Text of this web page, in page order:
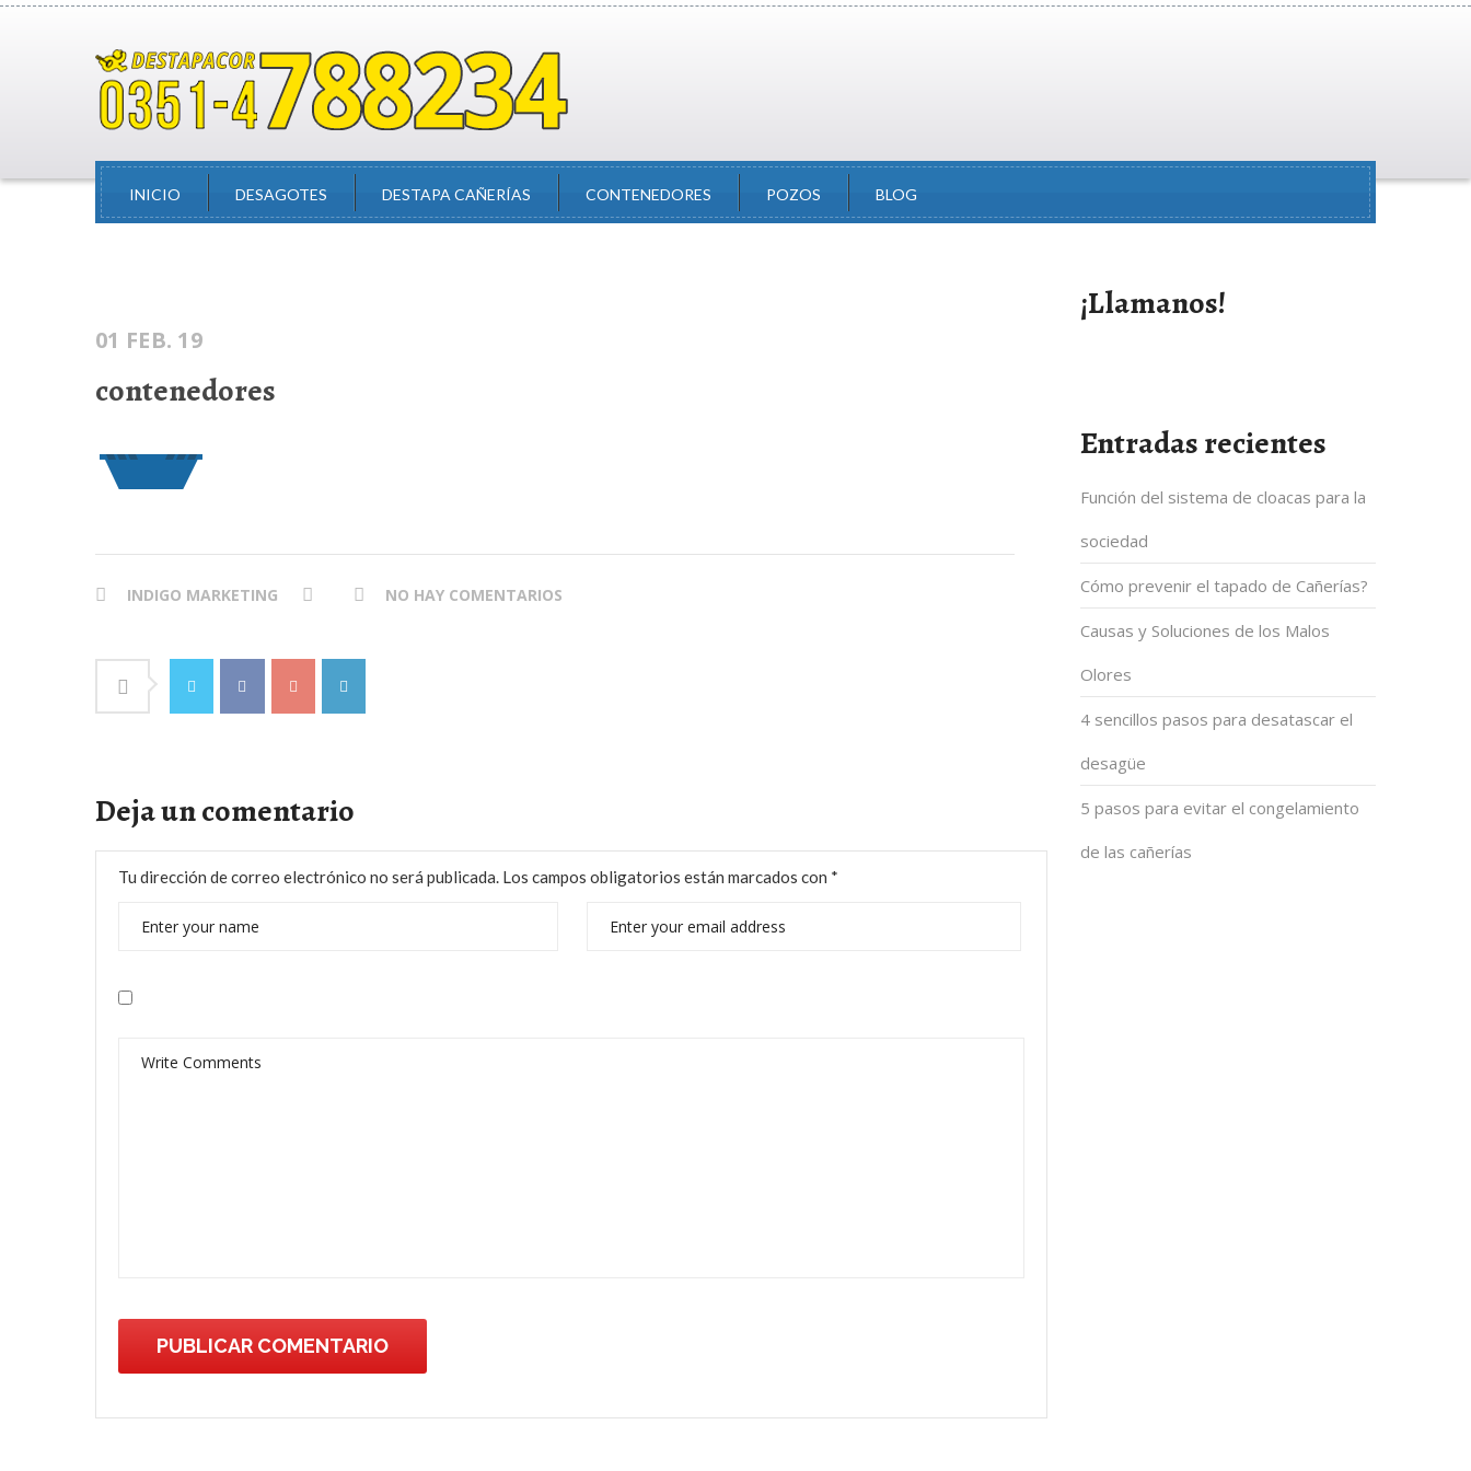
INICIO DESAGOTES DESTAPA CAÑERÍAS CONTENEDORES POZOS BLOG
01 FEB. 19
contenedores
INDIGO MARKETING NO HAY COMENTARIOS
Deja un comentario
Tu dirección de correo electrónico no será publicada. Los campos obligatorios están marcados con *
¡Llamanos!
Entradas recientes
Función del sistema de cloacas para la
sociedad
Cómo prevenir el tapado de Cañerías?
Causas y Soluciones de los Malos
Olores
4 sencillos pasos para desatascar el
desagüe
5 pasos para evitar el congelamiento
de las cañerías